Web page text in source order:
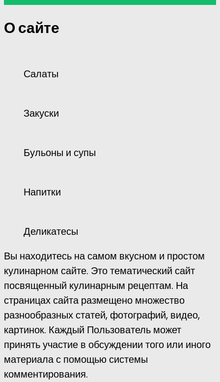
О сайте
Салаты
Закуски
Бульоны и супы
Напитки
Деликатесы
Вы находитесь на самом вкусном и простом
кулинарном сайте. Это тематический сайт
посвященный кулинарным рецептам. На
страницах сайта размещено множество
разнообразных статей, фотографий, видео,
картинок. Каждый Пользователь может
принять участие в обсуждении того или иного
материала с помощью системы
комментирования.